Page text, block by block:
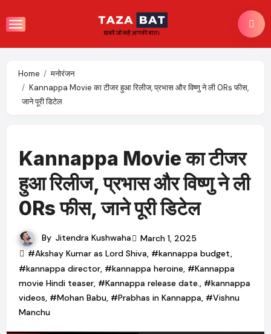
to
Home
मनोरंजन
Kannappa Movie का टीजर हुआ रिलीज, प्रभास और विष्णु ने ली 0Rs फीस,
जाने पूरी डिटेल
Kannappa Movie का टीजर
हुआ रिलीज, प्रभास और विष्णु ने ली
0Rs फीस, जाने पूरी डिटेल
By Jitendra Kushwaha
March 1, 2025
#Akshay Kumar as Lord Shiva, #kannappa budget,
#kannappa director, #kannappa heroine, #Kannappa
movie Hindi teaser, #Kannappa release date., #kannappa
videos, #Mohan Babu, #Prabhas in Kannappa, #Vishnu
Manchu